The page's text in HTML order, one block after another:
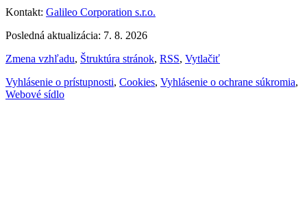
Kontakt: Galileo Corporation s.r.o.
Posledná aktualizácia: 7. 8. 2026
Zmena vzhľadu, Štruktúra stránok, RSS, Vytlačiť
Vyhlásenie o prístupnosti, Cookies, Vyhlásenie o ochrane súkromia,
Webové sídlo